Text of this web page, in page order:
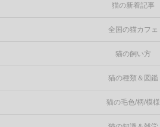
猫の新着記事
全国の猫カフェ
猫の飼い方
猫の種類＆図鑑
猫の毛色/柄/模様